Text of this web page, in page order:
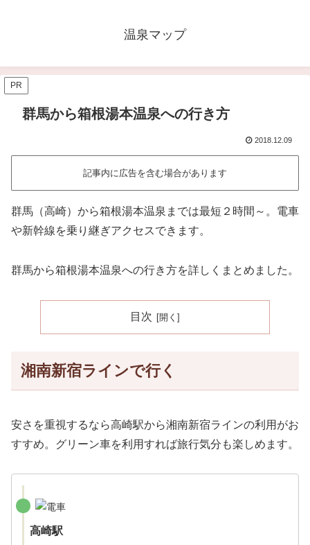
温泉マップ
PR
群馬から箱根湯本温泉への行き方
2018.12.09
記事内に広告を含む場合があります
群馬（高崎）から箱根湯本温泉までは最短２時間～。電車
や新幹線を乗り継ぎアクセスできます。
群馬から箱根湯本温泉への行き方を詳しくまとめました。
目次
湘南新宿ラインで行く
安さを重視するなら高崎駅から湘南新宿ラインの利用がお
すすめ。グリーン車を利用すれば旅行気分も楽しめます。
高崎駅